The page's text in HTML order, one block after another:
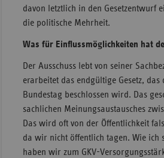
davon letztlich in den Gesetzentwurf
die politische Mehrheit.
Was für Einflussmöglichkeiten hat
Der Ausschuss lebt von seiner
erarbeitet das endgültige Gesetz, das
Bundestag beschlossen wird. Das
sachlichen Meinungsaustausches
Das wird oft von der Öffentlichkeit
da wir nicht öffentlich tagen. Wie ich
haben wir zum GKV-